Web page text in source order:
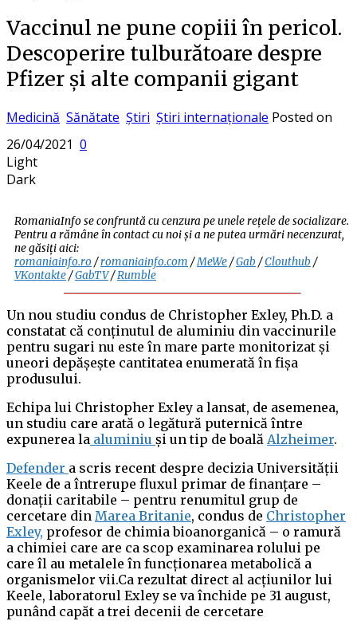
Vaccinul ne pune copiii în pericol.
Descoperire tulburătoare despre
Pfizer și alte companii gigant
Medicină Sănătate Știri Știri internaționale Posted on
26/04/2021 0
Light
Dark
RomaniaInfo se confruntă cu cenzura pe unele rețele de socializare.
Pentru a rămâne în contact cu noi și a ne putea urmări necenzurat,
ne găsiți aici:
romaniainfo.ro/romaniainfo.com /MeWe/Gab /Clouthub /
VKontakte/GabTV/Rumble
Un nou studiu condus de Christopher Exley, Ph.D. a
constatat că conținutul de aluminiu din vaccinurile
pentru sugari nu este în mare parte monitorizat și
uneori depășește cantitatea enumerată în fișa
produsului.
Echipa lui Christopher Exley a lansat, de asemenea,
un studiu care arată o legătură puternică între
expunerea la aluminiu și un tip de boală Alzheimer.
Defender a scris recent despre decizia Universității
Keele de a întrerupe fluxul primar de finanțare –
donații caritabile – pentru renumitul grup de
cercetare din Marea Britanie, condus de Christopher
Exley, profesor de chimia bioanorganică – o ramură
a chimiei care are ca scop examinarea rolului pe
care îl au metalele în funcționarea metabolică a
organismelor vii.Ca rezultat direct al acțiunilor lui
Keele, laboratorul Exley se va închide pe 31 august,
punând capăt a trei decenii de cercetare